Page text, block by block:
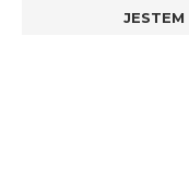
JESTEM